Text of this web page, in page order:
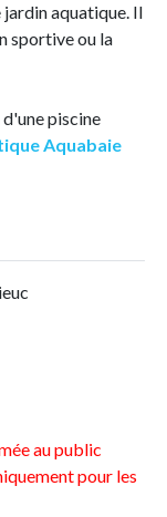
jardin aquatique. Il
sportive ou la
piscine
Aquabaie
au public
pour les